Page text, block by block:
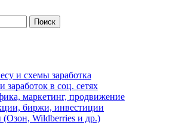
Поиск
и схемы заработка
в соц. сетях
маркетинг, продвижение
биржи, инвестиции
Wildberries и др.)